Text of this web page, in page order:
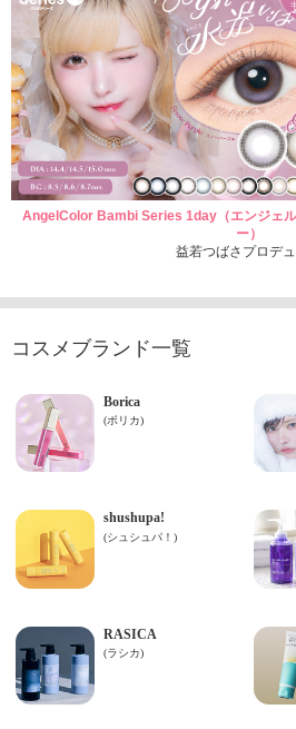
AngelColor Bambi Series 1day（エンジェ
ー）
益若つばさプロデ
コスメブランド一覧